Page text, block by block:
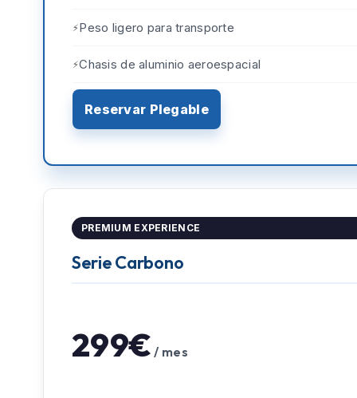
Peso ligero para transporte
Chasis de aluminio aeroespacial
Reservar Plegable
PREMIUM EXPERIENCE
Serie Carbono
299€ / mes